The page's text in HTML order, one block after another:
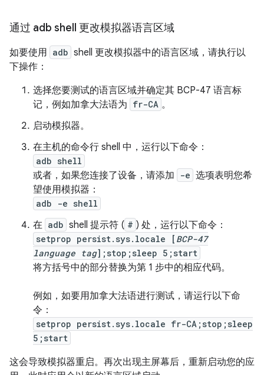
通过 adb shell 更改模拟器语言区域
如要使用 adb shell 更改模拟器中的语言区域，请执行以
下操作：
选择您要测试的语言区域并确定其 BCP-47 语言标
记，例如加拿大法语为 fr-CA 。
启动模拟器。
在主机的命令行 shell 中，运行以下命令：
adb shell
或者，如果您连接了设备，请添加 -e 选项表明您希
望使用模拟器：
adb -e shell
在 adb shell 提示符 ( # ) 处，运行以下命令：
setprop persist.sys.locale [ BCP-47
language tag];stop;sleep 5;start
将方括号中的部分替换为第 1 步中的相应代码。
例如，如要用加拿大法语进行测试，请运行以下命
令：
setprop persist.sys.locale fr-CA;stop;sleep
5;start
这会导致模拟器重启。再次出现主屏幕后，重新启动您的应